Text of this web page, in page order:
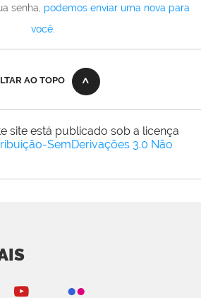
senha, podemos enviar uma nova para
você
AO TOPO
site está publicado sob a licença
SemDerivações 3.0 Não